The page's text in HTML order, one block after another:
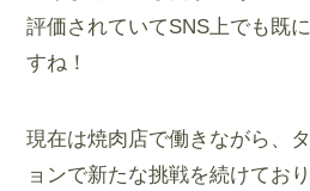
評価されていてSNS上でも既
すね！
現在は焼肉店で働きながら、
ョンで新たな挑戦を続けてお